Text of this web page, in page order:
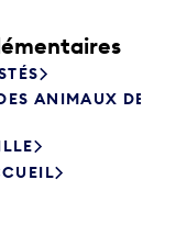
Salon
Les
aliments frais.
ANIMAUX DE